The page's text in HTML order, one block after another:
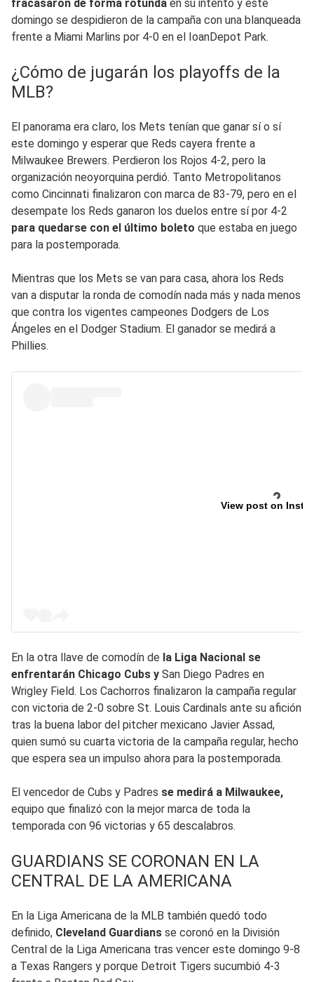
fracasaron de forma rotunda en su intento y este
domingo se despidieron de la campaña con una blanqueada
frente a Miami Marlins por 4-0 en el IoanDepot Park.
¿Cómo de jugarán los playoffs de la
MLB?
El panorama era claro, los Mets tenían que ganar sí o sí
este domingo y esperar que Reds cayera frente a
Milwaukee Brewers. Perdieron los Rojos 4-2, pero la
organización neoyorquina perdió. Tanto Metropolitanos
como Cincinnati finalizaron con marca de 83-79, pero en el
desempate los Reds ganaron los duelos entre sí por 4-2
para quedarse con el último boleto que estaba en juego
para la postemporada.
Mientras que los Mets se van para casa, ahora los Reds
van a disputar la ronda de comodín nada más y nada menos
que contra los vigentes campeones Dodgers de Los
Ángeles en el Dodger Stadium. El ganador se medirá a
Phillies.
View post on
En la otra llave de comodín de la Liga Nacional se
enfrentarán Chicago Cubs y San Diego Padres en
Wrigley Field. Los Cachorros finalizaron la campaña regular
con victoria de 2-0 sobre St. Louis Cardinals ante su afición
tras la buena labor del pitcher mexicano Javier Assad,
quien sumó su cuarta victoria de la campaña regular, hecho
que espera sea un impulso ahora para la postemporada.
El vencedor de Cubs y Padres se medirá a Milwaukee,
equipo que finalizó con la mejor marca de toda la
temporada con 96 victorias y 65 descalabros.
GUARDIANS SE CORONAN EN LA
CENTRAL DE LA AMERICANA
En la Liga Americana de la MLB también quedó todo
definido, Cleveland Guardians se coronó en la División
Central de la Liga Americana tras vencer este domingo 9-8
a Texas Rangers y porque Detroit Tigers sucumbió 4-3